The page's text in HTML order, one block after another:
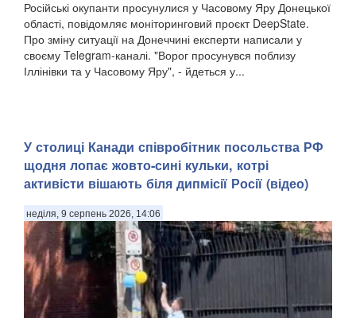
Російські окупанти просунулися у Часовому Яру Донецької
області, повідомляє моніторинговий проєкт DeepState.
Про зміну ситуації на Донеччині експерти написали у
своєму Telegram-каналі. "Ворог просунувся поблизу
Іллінівки та у Часовому Яру", - йдеться у...
У столиці Канади співробітник посольства РФ
щодня лопає жовто-сині кульки, котрі
активісти вішають біля дипмісії Росії (відео)
неділя, 9 серпень 2026, 14:06